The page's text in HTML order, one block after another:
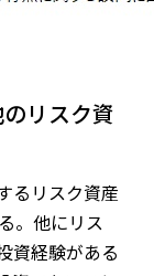
リスク資
るリスク資産
。他にリス
資経験がある